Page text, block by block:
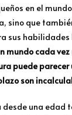
en el
sino que
sus
mundo cada
puede parecer
son
desde una edad